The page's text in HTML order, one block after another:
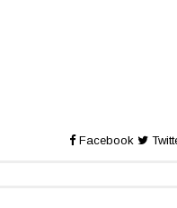
Facebook